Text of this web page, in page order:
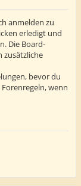
anmelden zu
erledigt und
Die Board-
zusätzliche
bevor du
wenn